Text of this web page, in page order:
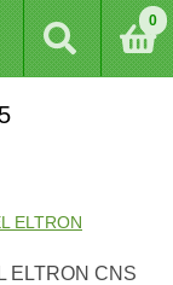
0
ELTRON
ELTRON CNS